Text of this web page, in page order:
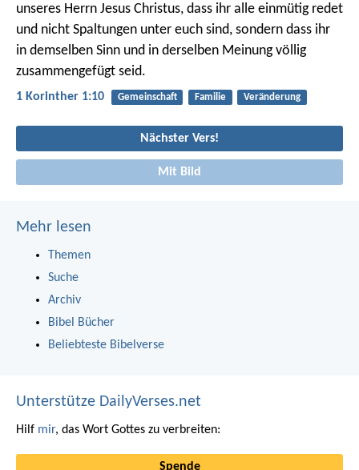
unseres Herrn Jesus Christus, dass ihr alle einmütig redet
und nicht Spaltungen unter euch sind, sondern dass ihr
in demselben Sinn und in derselben Meinung völlig
zusammengefügt seid.
1 Korinther 1:10 Gemeinschaft Familie Veränderung
Nächster Vers!
Mit Bild
Mehr lesen
Themen
Suche
Archiv
Bibel Bücher
Beliebteste Bibelverse
Unterstütze DailyVerses.net
Hilf mir, das Wort Gottes zu verbreiten:
Spende